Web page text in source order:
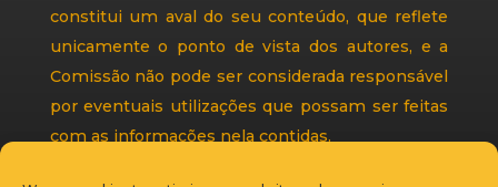
constitui um aval do seu conteúdo, que reflete
unicamente o ponto de vista dos autores, e a
Comissão não pode ser considerada responsável
por eventuais utilizações que possam ser feitas
com as informações nela contidas.